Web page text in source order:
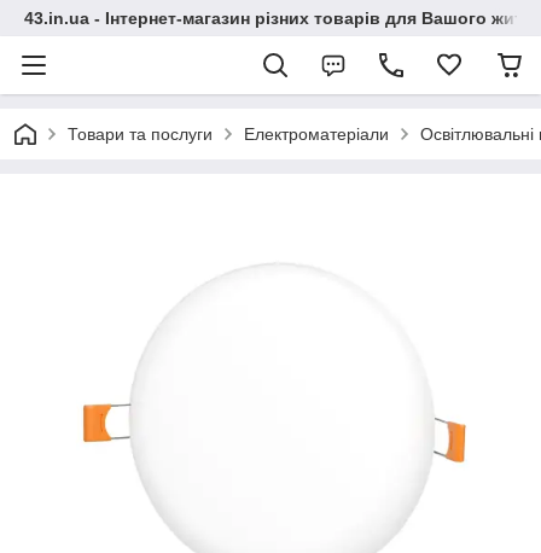
43.in.ua - Інтернет-магазин різних товарів для Вашого
Товари та послуги Електроматеріали